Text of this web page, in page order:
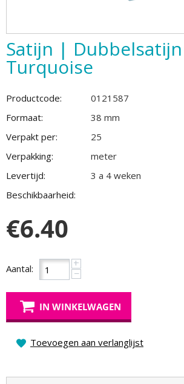
Satijn | Dubbelsatijn
Turquoise
Productcode:
0121587
Formaat:
38 mm
Verpakt per:
25
Verpakking:
meter
Levertijd:
3 a 4 weken
Beschikbaarheid:
€6.40
Aantal: +
−
IN WINKELWAGEN
Toevoegen aan verlanglijst